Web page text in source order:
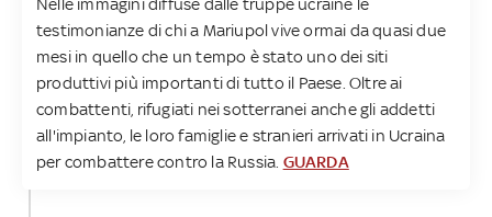
testimonianze di chi a Mariupol vive ormai da quasi due
mesi in quello che un tempo è stato uno dei siti
produttivi più importanti di tutto il Paese. Oltre ai
combattenti, rifugiati nei sotterranei anche gli addetti
all'impianto, le loro famiglie e stranieri arrivati in Ucraina
per combattere contro la Russia. GUARDA